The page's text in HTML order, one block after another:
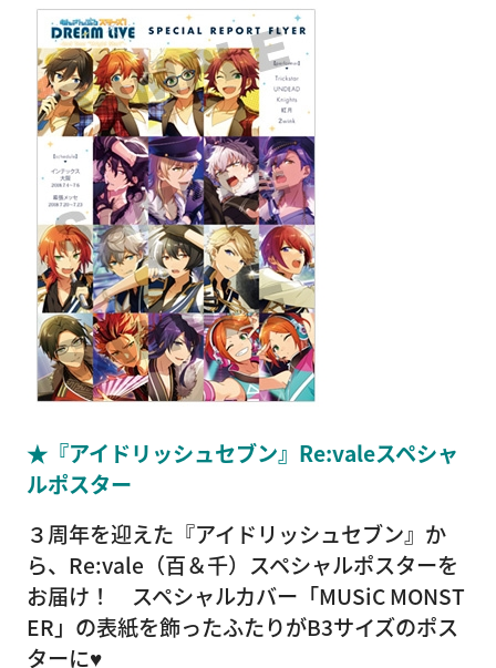
★『アイドリッシュセブン』Re:valeスペシャ
ルポスター
３周年を迎えた『アイドリッシュセブン』か
ら、Re:vale（百＆千）スペシャルポスターを
お届け！ スペシャルカバー「MUSiC MONST
ER」の表紙を飾ったふたりがB3サイズのポス
ターに♥